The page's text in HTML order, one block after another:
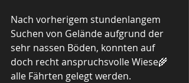
Nach vorherigem stundenlangem
Suchen von Gelände aufgrund der
sehr nassen Böden, konnten auf
doch recht anspruchsvolle Wiese🌾
alle Fährten gelegt werden.